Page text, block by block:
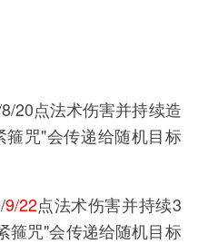
点法术伤害并持续造
咒"会传递给随机目标
9/22点法术伤害并持续3
箍咒"会传递给随机目标